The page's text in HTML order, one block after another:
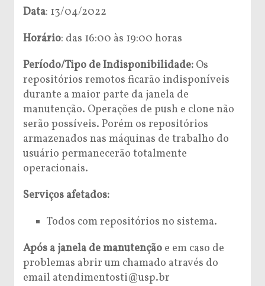
Data: 13/04/2022
Horário: das 16:00 às 19:00 horas
Período/Tipo de Indisponibilidade: Os
repositórios remotos ficarão indisponíveis
durante a maior parte da janela de
manutenção. Operações de push e clone não
serão possíveis. Porém os repositórios
armazenados nas máquinas de trabalho do
usuário permanecerão totalmente
operacionais.
Serviços afetados:
Todos com repositórios no sistema.
Após a janela de manutenção e em caso de
problemas abrir um chamado através do
email atendimentosti@usp.br